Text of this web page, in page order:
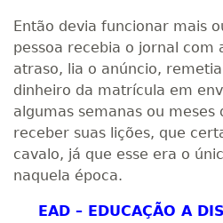
Então devia funcionar mais
pessoa recebia o jornal com
atraso, lia o anúncio,
dinheiro da matrícula em
algumas semanas ou meses
receber suas lições, que
cavalo, já que esse era o
naquela época.
EAD – EDUCAÇÃO A